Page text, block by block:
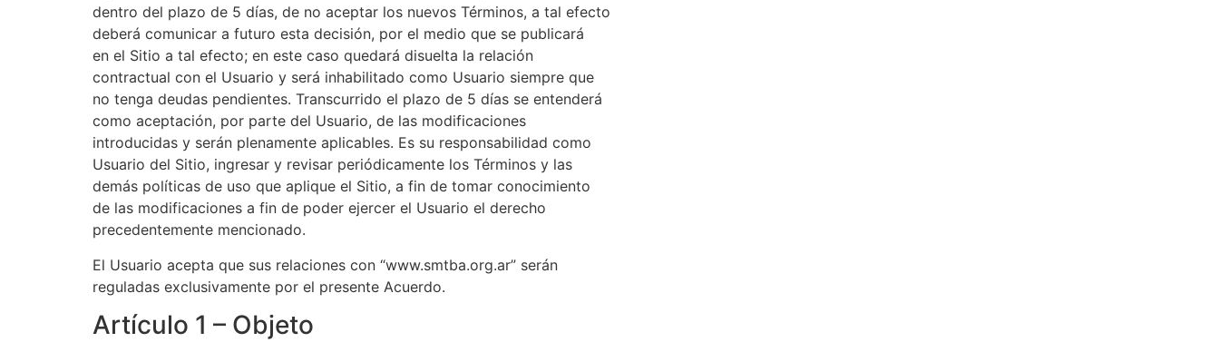
dentro del plazo de 5 días, de no aceptar los nuevos Términos, a tal efecto
deberá comunicar a futuro esta decisión, por el medio que se publicará
en el Sitio a tal efecto; en este caso quedará disuelta la relación
contractual con el Usuario y será inhabilitado como Usuario siempre que
no tenga deudas pendientes. Transcurrido el plazo de 5 días se entenderá
como aceptación, por parte del Usuario, de las modificaciones
introducidas y serán plenamente aplicables. Es su responsabilidad como
Usuario del Sitio, ingresar y revisar periódicamente los Términos y las
demás políticas de uso que aplique el Sitio, a fin de tomar conocimiento
de las modificaciones a fin de poder ejercer el Usuario el derecho
precedentemente mencionado.
El Usuario acepta que sus relaciones con “www.smtba.org.ar” serán
reguladas exclusivamente por el presente Acuerdo.
Artículo 1 – Objeto